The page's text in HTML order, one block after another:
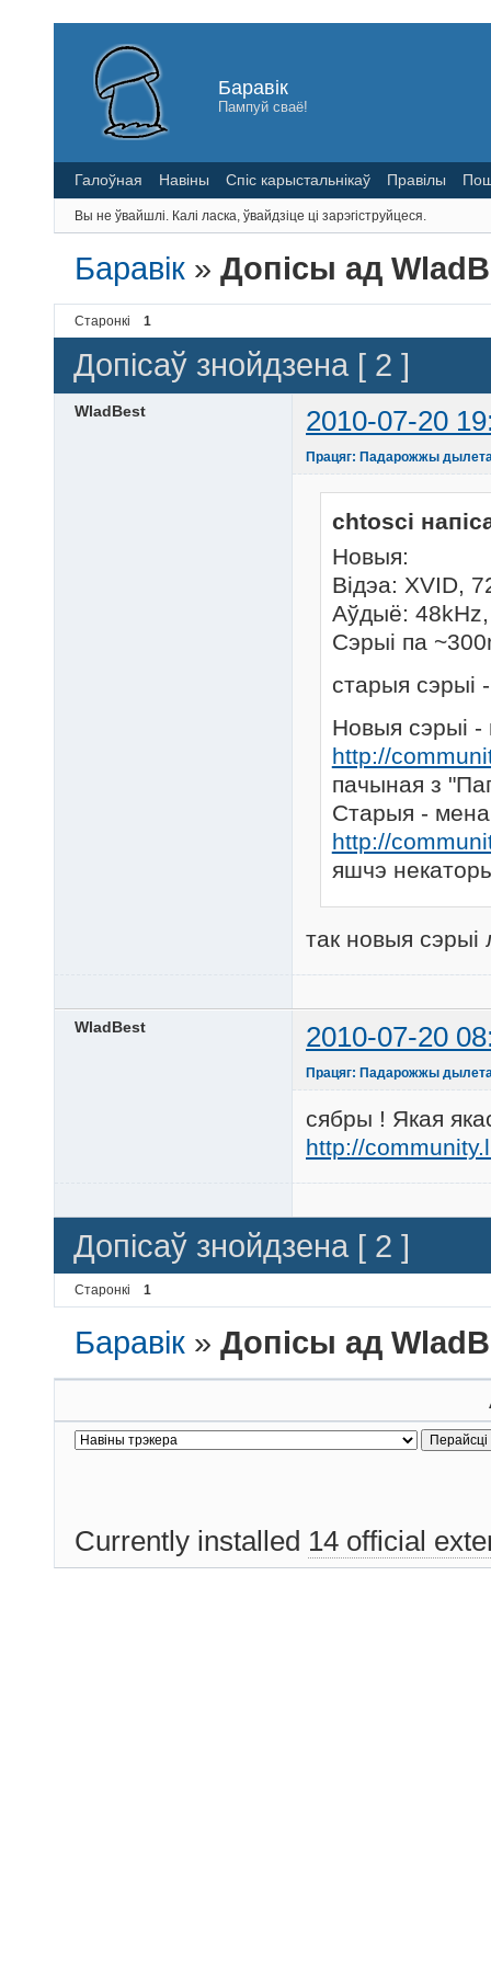
Баравік
Пампуй сваё!
Галоўная Навіны Спіс карыстальнікаў Правілы
Вы не ўвайшлі. Калі ласка, ўвайдзіце ці зарэгіструйцеся.
Баравік »Допісы ад
Старонкі 1
Допісаў знойдзена [ 2 ]
WladBest 2010-07-20
Працяг: Падарожжы
chtosci
Новыя:
Відэа: XVID,
Аўдыё:
Сэрыі па
старыя сэрыі
Новыя сэрыі -
http://
пачыная з
Старыя -
http://
яшчэ
так новыя сэрыi
WladBest 2010-07-20
Працяг: Падарожжы
сябры ! Якая
http://
Допісаў знойдзена [ 2 ]
Старонкі 1
Баравік »Допісы ад
Currently installed 14 official